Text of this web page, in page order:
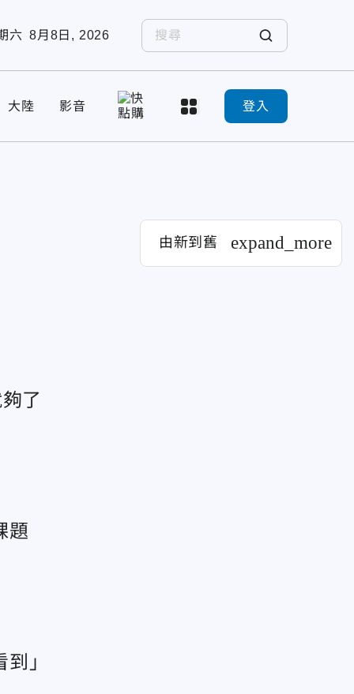
六 8月8日, 2026
大陸 影音 登入
由新到舊 expand_more
了
題
」